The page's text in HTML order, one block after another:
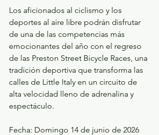
Los aficionados al ciclismo y los
deportes al aire libre podrán disfrutar
de una de las competencias más
emocionantes del año con el regreso
de las Preston Street Bicycle Races, una
tradición deportiva que transforma las
calles de Little Italy en un circuito de
alta velocidad lleno de adrenalina y
espectáculo.
Fecha: Domingo 14 de junio de 2026